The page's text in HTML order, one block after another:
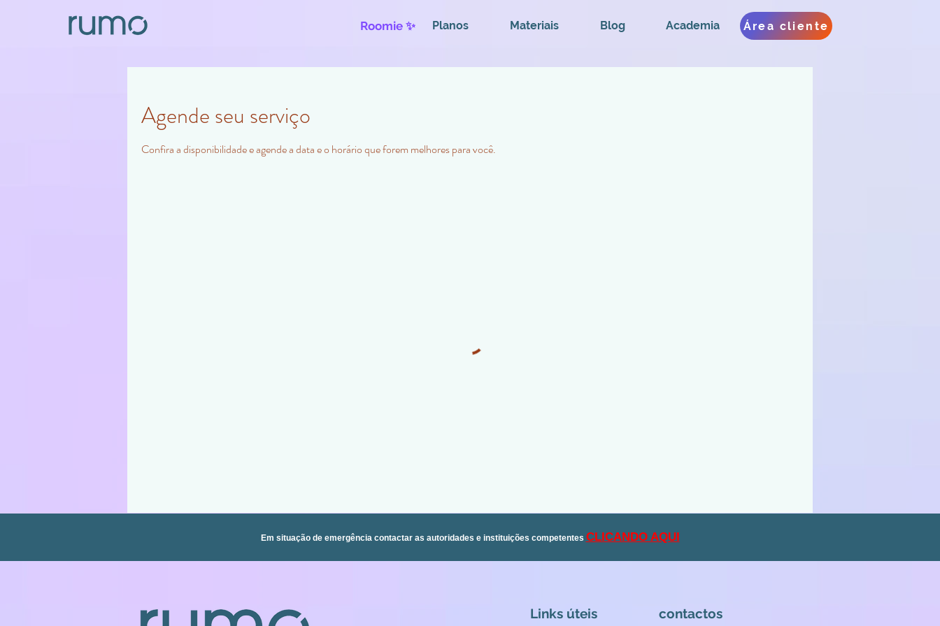
Planos Materiais Blog Academia
Roomie ✨ Área cliente
Agende seu serviço
Confira a disponibilidade e agende a data e o horário que forem melhores para você.
Em situação de emergência contactar as autoridades e instituições competentes CLICANDO AQUI
Links úteis contactos